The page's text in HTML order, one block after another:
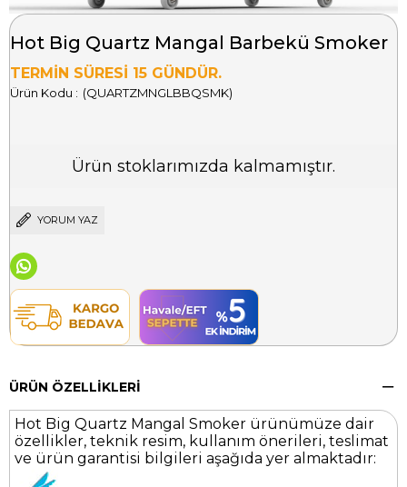
Hot Big Quartz Mangal Barbekü Smoker
TERMİN SÜRESİ 15 GÜNDÜR.
(QUARTZMNGLBBQSMK)
Ürün stoklarımızda kalmamıştır.
YORUM YAZ
ÜRÜN ÖZELLIKLERI
Hot Big Quartz Mangal Smoker ürünümüze dair
özellikler, teknik resim, kullanım önerileri, teslimat
ve ürün garantisi bilgileri aşağıda yer almaktadır: